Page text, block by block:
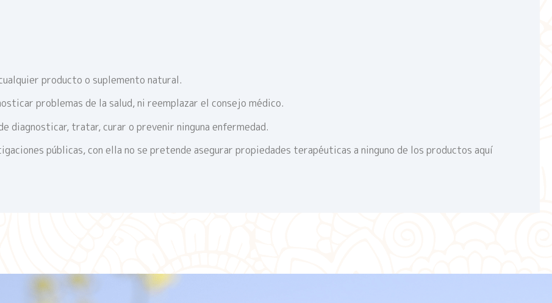
producto o suplemento natural.
problemas de la salud, ni reemplazar el consejo médico.
diagnosticar, tratar, curar o prevenir ninguna enfermedad.
públicas, con ella no se pretende asegurar propiedades terapéuticas a ninguno de los productos aquí